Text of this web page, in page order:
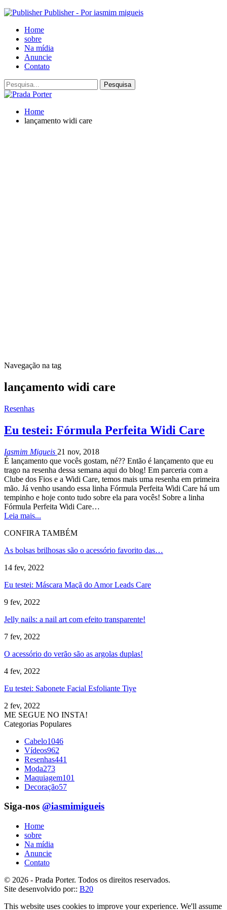
Publisher - Por iasmim migueis
Home
sobre
Na mídia
Anuncie
Contato
Home
lançamento widi care
Navegação na tag
lançamento widi care
Resenhas
Eu testei: Fórmula Perfeita Widi Care
Iasmim Migueis 21 nov, 2018
É lançamento que vocês gostam, né?? Então é lançamento que eu
trago na resenha dessa semana aqui do blog! Em parceria com a
Clube dos Fios e a Widi Care, temos mais uma resenha em primeira
mão. Já venho usando essa linha Fórmula Perfeita Widi Care há um
tempinho e hoje conto tudo sobre ela para vocês! Sobre a linha
Fórmula Perfeita Widi Care…
Leia mais...
CONFIRA TAMBÉM
As bolsas brilhosas são o acessório favorito das…
14 fev, 2022
Eu testei: Máscara Maçã do Amor Leads Care
9 fev, 2022
Jelly nails: a nail art com efeito transparente!
7 fev, 2022
O acessório do verão são as argolas duplas!
4 fev, 2022
Eu testei: Sabonete Facial Esfoliante Tiye
2 fev, 2022
ME SEGUE NO INSTA!
Categorias Populares
Cabelo1046
Vídeos962
Resenhas441
Moda273
Maquiagem101
Decoração57
Siga-nos @iasmimigueis
Home
sobre
Na mídia
Anuncie
Contato
© 2026 - Prada Porter. Todos os direitos reservados.
Site desenvolvido por:: B20
This website uses cookies to improve your experience. We'll assume